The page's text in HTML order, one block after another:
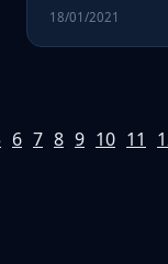
18/01/2021
6 7 8 9 10 11